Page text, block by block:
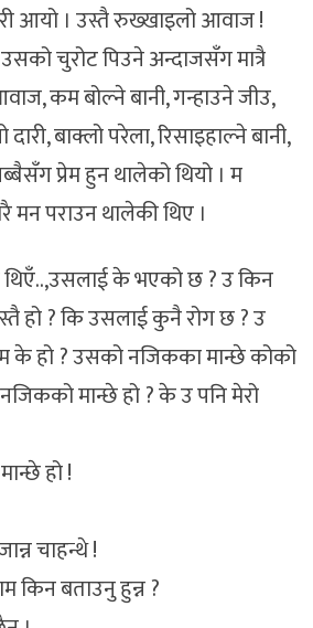
आयो । उस्तै रुख्खाइलो आवाज !
उसको चुरोट पिउने अन्दाजसँग मात्रै
कम बोल्ने बानी, गन्हाउने जीउ,
बाक्लो परेला, रिसाइहाल्ने बानी,
प्रेम हुन थालेको थियो । म
मन पराउन थालेकी थिए ।
थिएँ..,उसलाई के भएको छ ? उ किन
हो ? कि उसलाई कुनै रोग छ ? उ
के हो ? उसको नजिकका मान्छे कोको
मान्छे हो ? के उ पनि मेरो
हो !
चाहन्थे !
किन बताउनु हुन्न ?